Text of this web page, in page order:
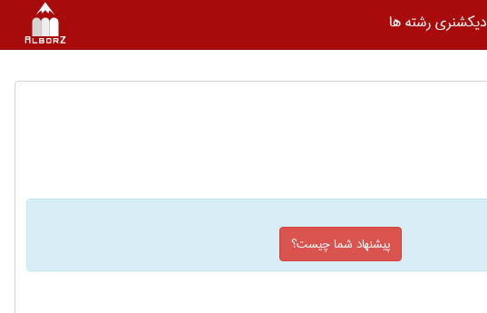
دیکشنری رشته ها
پیشنهاد شما چیست؟